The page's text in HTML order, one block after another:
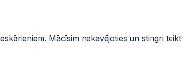
Mācīsim nekavējoties un stingri teikt